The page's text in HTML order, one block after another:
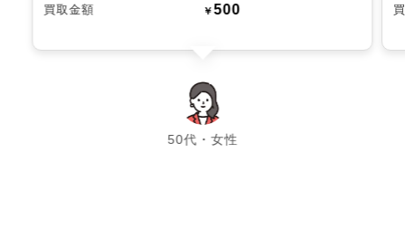
買取金額 ￥500
50代・女性
chevron_left chevron_right